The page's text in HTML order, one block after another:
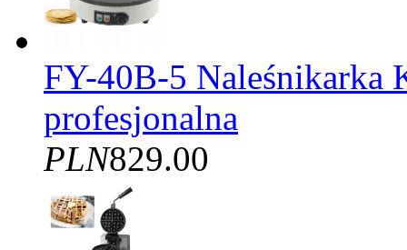
FY-40B-5 Naleśnikarka
profesjonalna
PLN829.00